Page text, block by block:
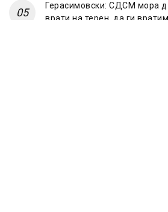
Герасимовски: СДСМ мора
врати на терен, да ги